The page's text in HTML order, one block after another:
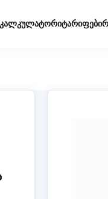
კალკულატორიტარიფები